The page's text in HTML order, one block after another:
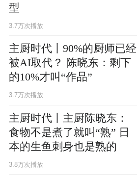
型
3.7万次播放
主厨时代丨90%的厨师已经
被AI取代？ 陈晓东：剩下
的10%才叫“作品”
3.7万次播放
主厨时代丨主厨陈晓东：
食物不是煮了就叫“熟” 日
本的生鱼刺身也是熟的
3.8万次播放